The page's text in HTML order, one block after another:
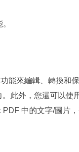
能來編輯、轉換和
此外，您還可以使
中的文字/圖片